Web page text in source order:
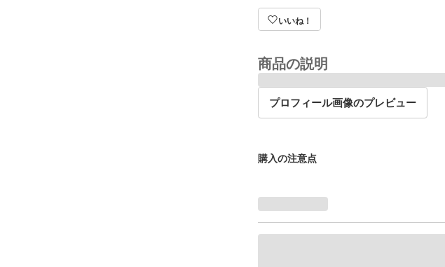
いいね！
商品の説明
プロフィール画像のプレビュー
購入の注意点